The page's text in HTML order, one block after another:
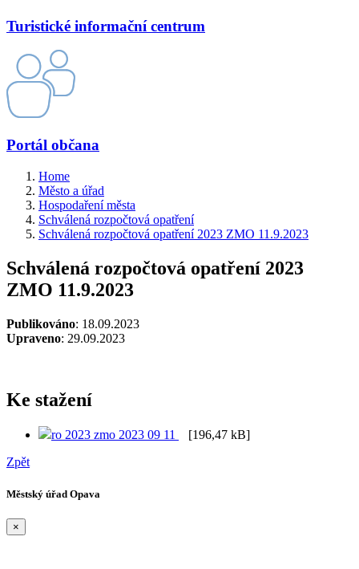
Turistické informační centrum
Portál občana
Home
Město a úřad
Hospodaření města
Schválená rozpočtová opatření
Schválená rozpočtová opatření 2023 ZMO 11.9.2023
Schválená rozpočtová opatření 2023
ZMO 11.9.2023
Publikováno: 18.09.2023
Upraveno: 29.09.2023
Ke stažení
ro 2023 zmo 2023 09 11
[196,47 kB]
Zpět
Městský úřad Opava
×